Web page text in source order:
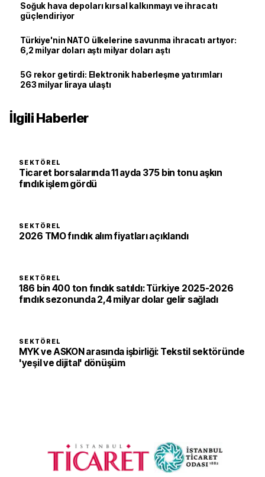
Soğuk hava depoları kırsal kalkınmayı ve ihracatı
güçlendiriyor
Türkiye'nin NATO ülkelerine savunma ihracatı artıyor:
6,2 milyar doları aştı milyar doları aştı
5G rekor getirdi: Elektronik haberleşme yatırımları
263 milyar liraya ulaştı
İlgili Haberler
SEKTÖREL
Ticaret borsalarında 11 ayda 375 bin tonu aşkın
fındık işlem gördü
SEKTÖREL
2026 TMO fındık alım fiyatları açıklandı
SEKTÖREL
186 bin 400 ton fındık satıldı: Türkiye 2025-2026
fındık sezonunda 2,4 milyar dolar gelir sağladı
SEKTÖREL
MYK ve ASKON arasında işbirliği: Tekstil sektöründe
'yeşil ve dijital' dönüşüm